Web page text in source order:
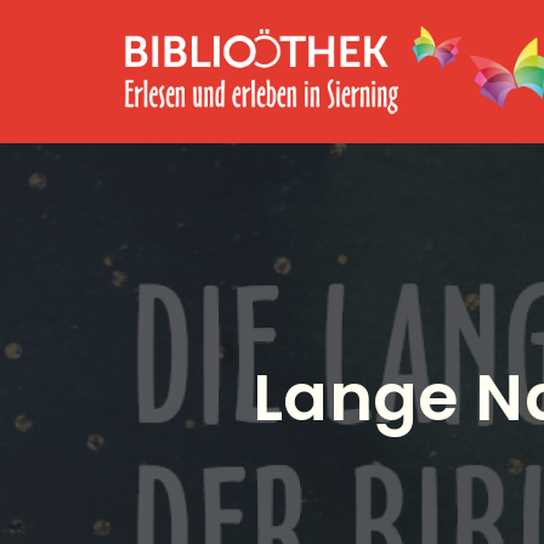
Lange